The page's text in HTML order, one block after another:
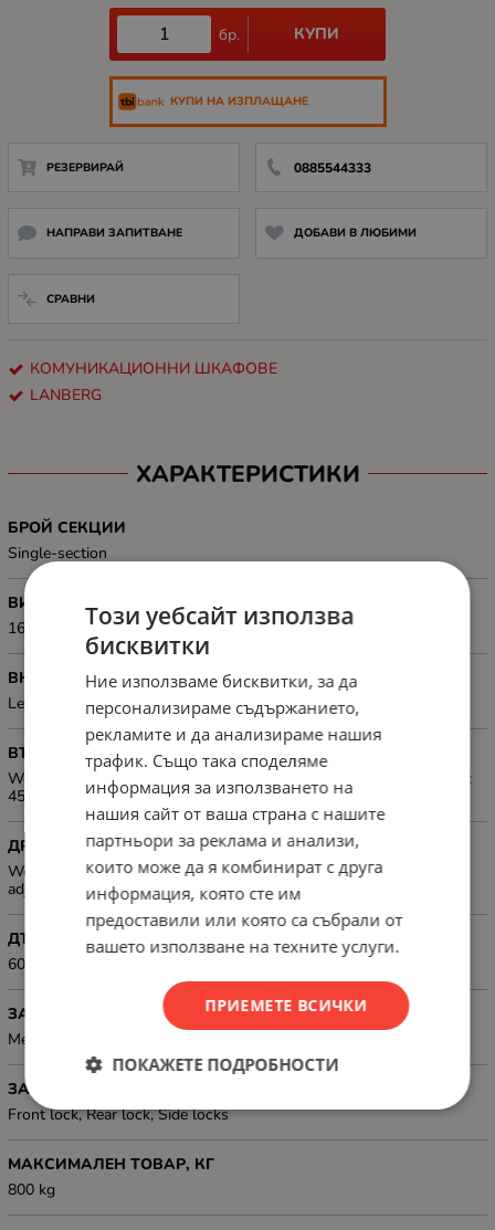
бр. КУПИ
КУПИ НА ИЗПЛАЩАНЕ
РЕЗЕРВИРАЙ 0885544333
НАПРАВИ ЗАПИТВАНЕ ДОБАВИ В ЛЮБИМИ
СРАВНИ
КОМУНИКАЦИОННИ ШКАФОВЕ
LANBERG
ХАРАКТЕРИСТИКИ
БРОЙ СЕКЦИИ
Single-section
ВИСОЧИНА, MM
1603 mm
ВКЛЮЧЕНИ АКСЕСОАРИ
Legs, Wheels with brake, Ventilation panel (2 fan's), M6 screws
ВЪТРЕШНИ РАМЕРИ, ММ
Working depth: 520 mm; Internal width spacing between rack rails:
450 mm
ДРУГИ
Weatherproof rating: IP20; Floor panel: 4 castors with brake +
adjustable legs
ДЪЛБОЧИНА, ММ
600 mm
ЗАДЕН ПАНЕЛ
Metal
ЗАКЛЮЧВАНЕ
Front lock, Rear lock, Side locks
МАКСИМАЛЕН ТОВАР, КГ
800 kg
Този уебсайт използва
бисквитки
Ние използваме бисквитки, за да
персонализираме съдържанието,
рекламите и да анализираме нашия
трафик. Също така споделяме
информация за използването на
нашия сайт от ваша страна с нашите
партньори за реклама и анализи,
които може да я комбинират с друга
информация, която сте им
предоставили или която са събрали от
вашето използване на техните услуги.
ПРИЕМЕТЕ ВСИЧКИ
ПОКАЖЕТЕ ПОДРОБНОСТИ